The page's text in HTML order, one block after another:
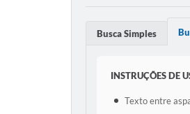
Busca Simples
INSTRUÇÕES DE
Texto entre